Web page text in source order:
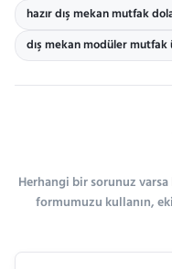
hazır dış mekan mutfak
dış mekan modüler
Herhangi bir sorunuz
formumuzu kullanın,